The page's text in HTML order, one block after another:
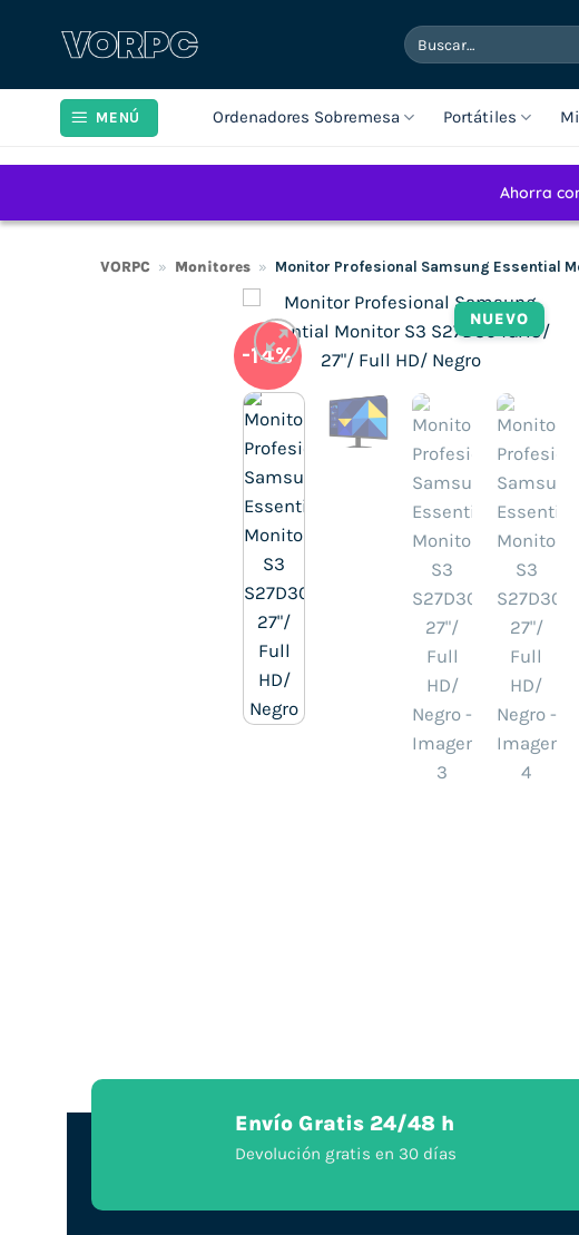
Buscar
por:
MENÚ Ordenadores Sobremesa Portátiles
VORPC » Monitores » Monitor Profesional Samsung Essential
NUEVO
-14%
Envío Gratis 24/48 h
Devolución gratis en 30 días